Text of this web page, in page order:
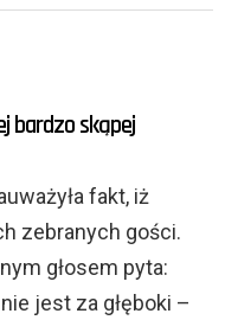
bardzo skąpej
fakt, iż
zebranych gości.
głosem pyta:
jest za głęboki –